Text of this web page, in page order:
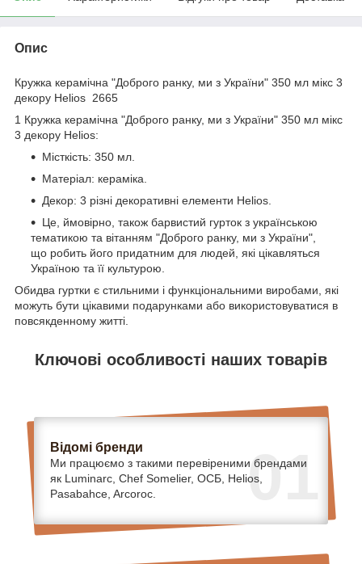
Опис
Кружка керамічна "Доброго ранку, ми з України" 350 мл мікс 3
декору Helios 2665
1 Кружка керамічна "Доброго ранку, ми з України" 350 мл мікс
3 декору Helios:
Місткість: 350 мл.
Матеріал: кераміка.
Декор: 3 різні декоративні елементи Helios.
Це, ймовірно, також барвистий гурток з українською
тематикою та вітанням "Доброго ранку, ми з України",
що робить його придатним для людей, які цікавляться
Україною та її культурою.
Обидва гуртки є стильними і функціональними виробами, які
можуть бути цікавими подарунками або використовуватися в
повсякденному житті.
Ключові особливості наших товарів
01
Відомі бренди
Ми працюємо з такими перевіреними брендами
як Luminarc, Chef Somelier, ОСБ, Helios,
Pasabahce, Arcoroc.